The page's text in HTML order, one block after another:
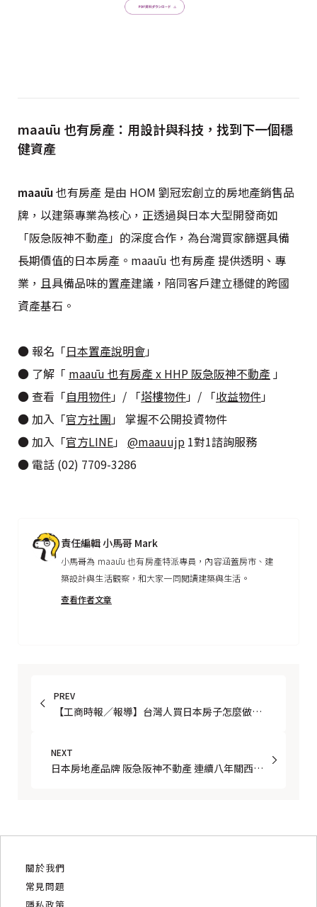
maaūu 也有房產：用設計與科技，找到下一個穩
健資產
maaūu也有房產 是由 HOM 劉冠宏創立的房地產銷售品
牌，以建築專業為核心，正透過與日本大型開發商如
「阪急阪神不動產」的深度合作，為台灣買家篩選具備
長期價值的日本房產。maaūu 也有房產 提供透明、專
業，且具備品味的置產建議，陪同客戶建立穩健的跨國
資產基石。
●報名「日本置產說明會」
● 了解「 maaūu 也有房產 x HHP 阪急阪神不動產 」
● 查看「自用物件」/ 「塔樓物件」/ 「收益物件」
● 加入「官方社團 」 掌握不公開投資物件
● 加入「官方LINE」 @maauujp 1對1諮詢服務
● 電話 (02) 7709-3286
責任編輯 小馬哥 Mark
小馬哥為 maaūu 也有房產特派專員，內容涵蓋房市、建
築設計與生活觀察，和大家一同閱讀建築與生活。
查看作者文章
PREV
【工商時報／報導】台灣人買日本房子怎麼做？
NEXT
日本房地產品牌 阪急阪神不動產 連續八年關西地
關於我們
常見問題
隱私政策